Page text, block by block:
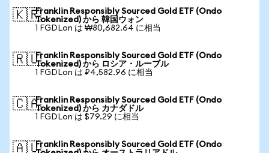
🇰🇷Franklin Responsibly Sourced Gold ETF (Ondo
Tokenized) から 韓国ウォン
1 FGDLon は ₩80,682.64 に相当
🇷🇺Franklin Responsibly Sourced Gold ETF (Ondo
Tokenized) から ロシア・ルーブル
1 FGDLon は ₽4,582.96 に相当
🇨🇦Franklin Responsibly Sourced Gold ETF (Ondo
Tokenized) から カナダドル
1 FGDLon は $79.29 に相当
🇦🇺Franklin Responsibly Sourced Gold ETF (Ondo